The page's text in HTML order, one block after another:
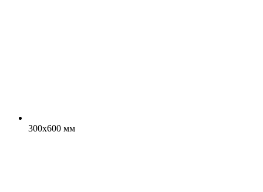
300x600 мм